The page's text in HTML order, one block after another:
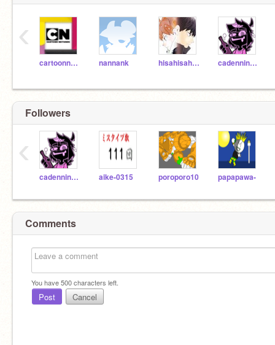
cartoonnetwork nannank hisahisahisa cadenninaRANDOMbored
‹
Followers
cadenninaRANDOMbored aike-0315 poroporo10 papapawa-
‹
Comments
You have500characters left.
Post Cancel